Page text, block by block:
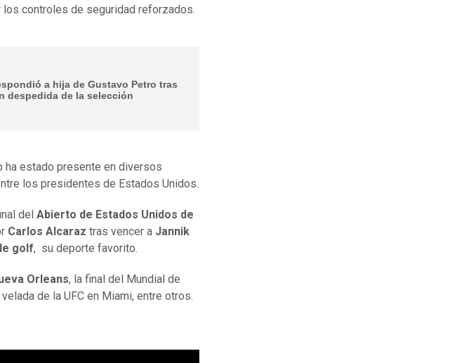
los controles de seguridad reforzados.
a hija de Gustavo Petro tras
despedida de la selección
ha estado presente en diversos
los presidentes de Estados Unidos.
del Abierto de Estados Unidos de
Carlos Alcaraz tras vencer a Jannik
golf, su deporte favorito.
Orleans, la final del Mundial de
de la UFC en Miami, entre otros.